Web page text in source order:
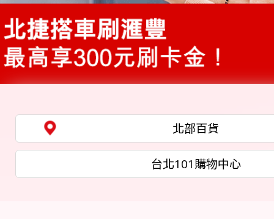
北部百貨
台北101購物中心